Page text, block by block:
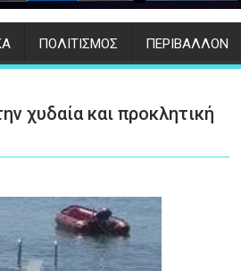
ΠΟΛΙΤΙΣΜΟΣ ΠΕΡΙΒΑΛΛΟΝ
χυδαία και προκλητική